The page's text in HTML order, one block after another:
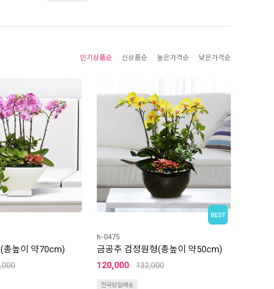
인기상품순 신상품순 높은가격순 낮은가격순
총높이 약70cm)
BEST
h-0475
금공주 검정원형(총높이 약50cm)
120,000
132,000
전국당일배송